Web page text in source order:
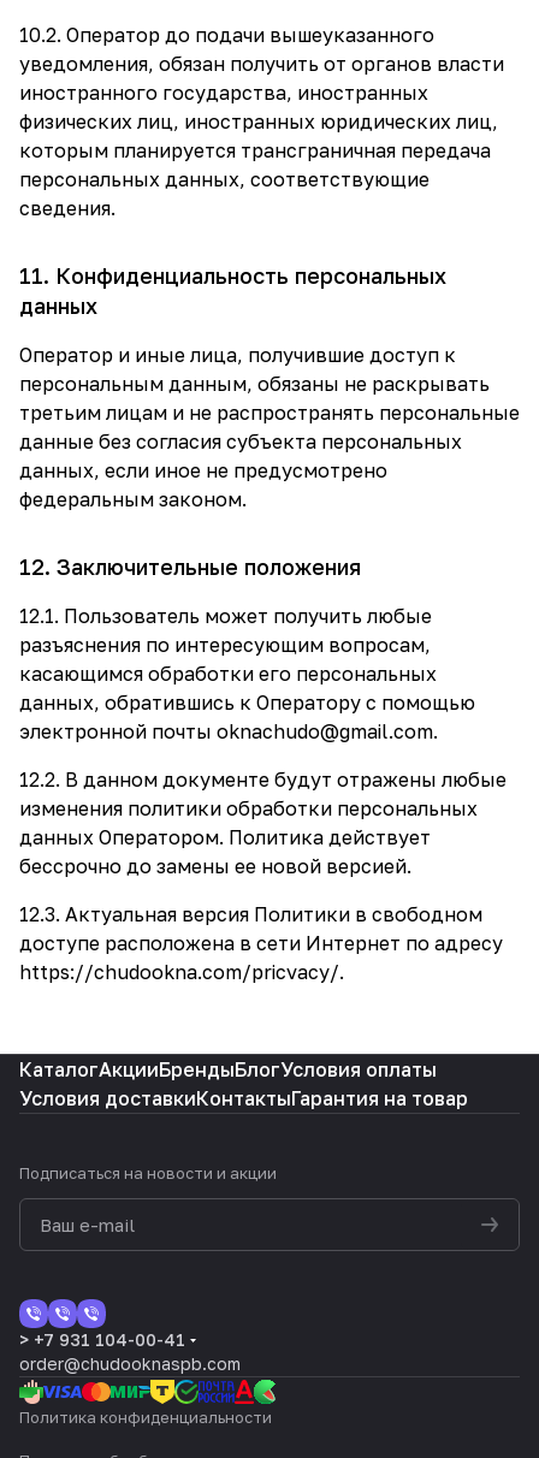
10.2. Оператор до подачи вышеуказанного
уведомления, обязан получить от органов власти
иностранного государства, иностранных
физических лиц, иностранных юридических лиц,
которым планируется трансграничная передача
персональных данных, соответствующие
сведения.
11. Конфиденциальность персональных
данных
Оператор и иные лица, получившие доступ к
персональным данным, обязаны не раскрывать
третьим лицам и не распространять персональные
данные без согласия субъекта персональных
данных, если иное не предусмотрено
федеральным законом.
12. Заключительные положения
12.1. Пользователь может получить любые
разъяснения по интересующим вопросам,
касающимся обработки его персональных
данных, обратившись к Оператору с помощью
электронной почты oknachudo@gmail.com.
12.2. В данном документе будут отражены любые
изменения политики обработки персональных
данных Оператором. Политика действует
бессрочно до замены ее новой версией.
12.3. Актуальная версия Политики в свободном
доступе расположена в сети Интернет по адресу
https://chudookna.com/pricvacy/.
КаталогАкцииБрендыБлогУсловия оплаты
Условия доставкиКонтактыГарантия на товар
Подписаться на новости и акции
> +7 931 104-00-41
order@chudooknaspb.com
Политика конфиденциальности